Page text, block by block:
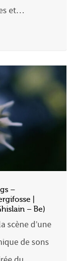
et…
–
|
– Be)
scène d’une
de sons